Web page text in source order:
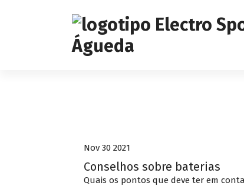
Nov 30 2021
Conselhos sobre baterias
Quais os pontos que deve ter em